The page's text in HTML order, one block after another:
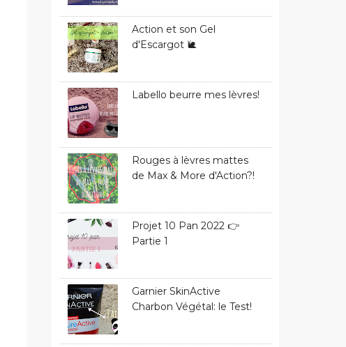
Action et son Gel
d'Escargot 🐌
Labello beurre mes lèvres!
Rouges à lèvres mattes
de Max & More d'Action?!
Projet 10 Pan 2022 👉
Partie 1
Garnier SkinActive
Charbon Végétal: le Test!